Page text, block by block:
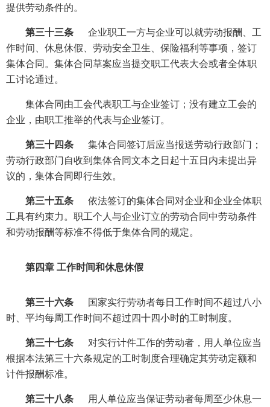
提供劳动条件的。
第三十三条
企业职工一方与企业可以就劳动报酬、工
作时间、休息休假、劳动安全卫生、保险福利等事项，签订
集体合同。集体合同草案应当提交职工代表大会或者全体职
工讨论通过。
集体合同由工会代表职工与企业签订；没有建立工会的
企业，由职工推举的代表与企业签订。
第三十四条
集体合同签订后应当报送劳动行政部门；
劳动行政部门自收到集体合同文本之日起十五日内未提出异
议的，集体合同即行生效。
第三十五条
依法签订的集体合同对企业和企业全体职
工具有约束力。职工个人与企业订立的劳动合同中劳动条件
和劳动报酬等标准不得低于集体合同的规定。
第四章 工作时间和休息休假
第三十六条
国家实行劳动者每日工作时间不超过八小
时、平均每周工作时间不超过四十四小时的工时制度。
第三十七条
对实行计件工作的劳动者，用人单位应当
根据本法第三十六条规定的工时制度合理确定其劳动定额和
计件报酬标准。
第三十八条
用人单位应当保证劳动者每周至少休息一